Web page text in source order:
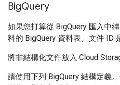
BigQuery
如果您打算從 BigQuery 匯入中
料的 BigQuery 資料表。文件 ID
將非結構化文件放入 Cloud
請使用下列 BigQuery 結構定義